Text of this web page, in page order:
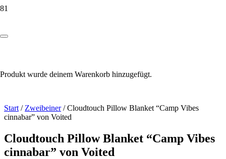
Produkt wurde deinem Warenkorb hinzugefügt.
Start / Zweibeiner/ Cloudtouch Pillow Blanket “Camp Vibes
cinnabar” von Voited
Cloudtouch Pillow Blanket “Camp Vibes
cinnabar” von Voited